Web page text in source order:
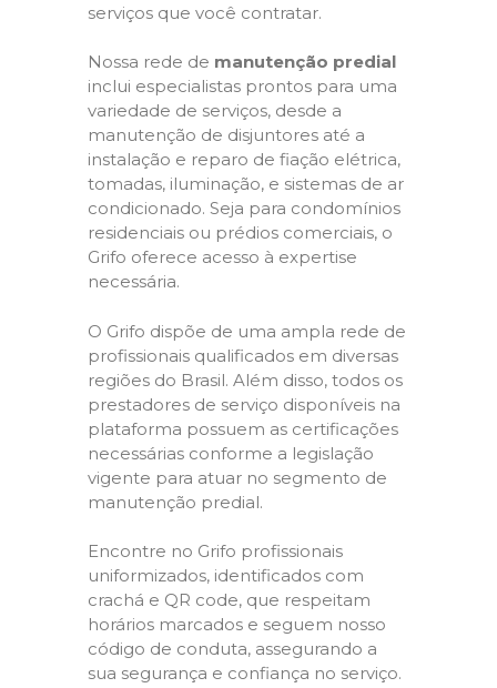
serviços que você contratar.
Nossa rede de manutenção predial
inclui especialistas prontos para uma
variedade de serviços, desde a
manutenção de disjuntores até a
instalação e reparo de fiação elétrica,
tomadas, iluminação, e sistemas de ar
condicionado. Seja para condomínios
residenciais ou prédios comerciais, o
Grifo oferece acesso à expertise
necessária.
O Grifo dispõe de uma ampla rede de
profissionais qualificados em diversas
regiões do Brasil. Além disso, todos os
prestadores de serviço disponíveis na
plataforma possuem as certificações
necessárias conforme a legislação
vigente para atuar no segmento de
manutenção predial.
Encontre no Grifo profissionais
uniformizados, identificados com
crachá e QR code, que respeitam
horários marcados e seguem nosso
código de conduta, assegurando a
sua segurança e confiança no serviço.